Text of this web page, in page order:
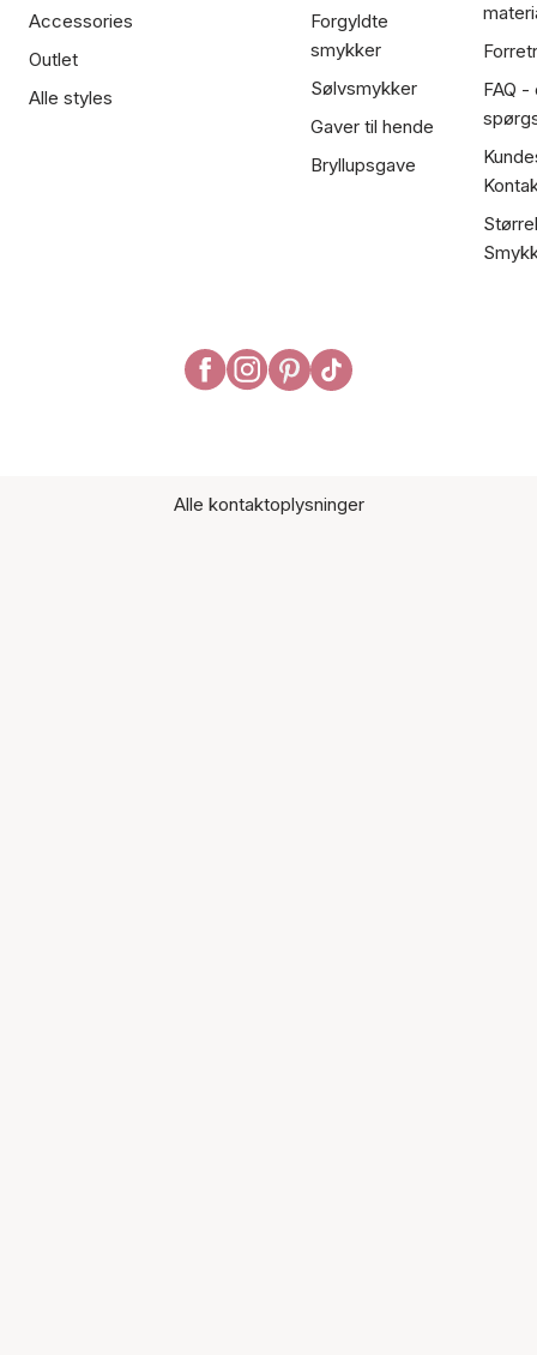
Accessories
Outlet
Alle styles
Forgyldte
smykker
Sølvsmykker
Gaver til hende
Bryllupsgave
FAQ
Alle kontaktoplysninger